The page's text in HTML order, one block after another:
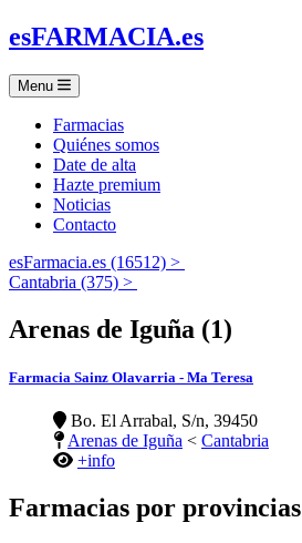
esFARMACIA.es
Menu
Farmacias
Quiénes somos
Date de alta
Hazte premium
Noticias
Contacto
esFarmacia.es (16512) >
Cantabria (375) >
Arenas de Iguña (1)
Farmacia Sainz Olavarria - Ma Teresa
Bo. El Arrabal, S/n, 39450
Arenas de Iguña < Cantabria
+info
Farmacias por provincias